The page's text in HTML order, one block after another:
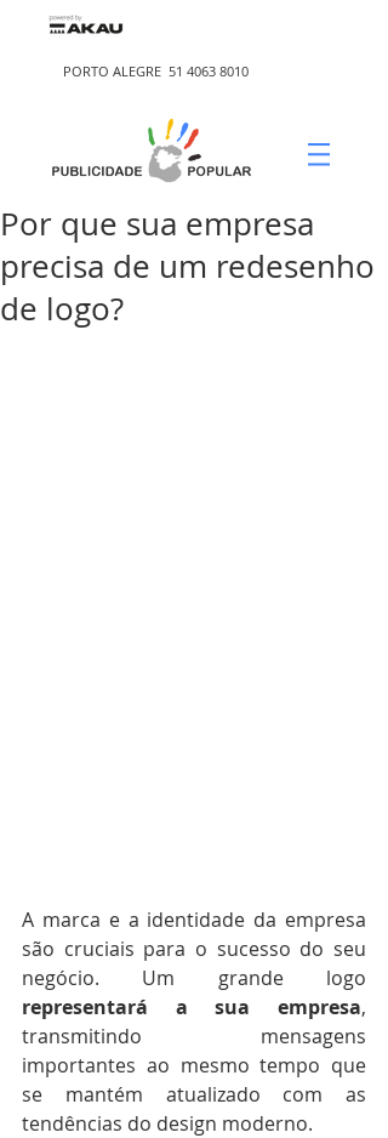
PORTO ALEGRE 51 4063 8010
Por que sua empresa
precisa de um redesenho
de logo?
A marca e a identidade da empresa
são cruciais para o sucesso do seu
representará a sua empresa,
transmitindo mensagens
importantes ao mesmo tempo que
se mantém atualizado com as
tendências do design moderno.